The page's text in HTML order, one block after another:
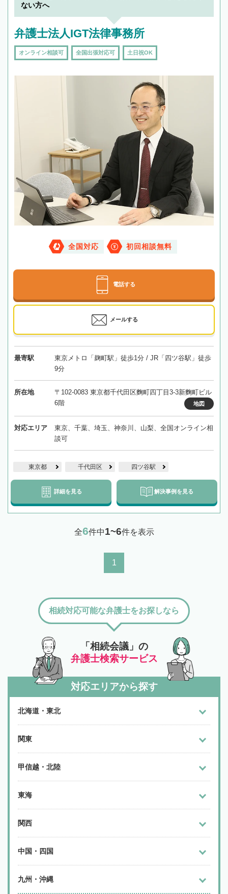
ない方へ
弁護士法人IGT法律事務所
オンライン相談可 全国出張対応可 土日祝OK
全国対応 初回相談無料
電話する
メールする
最寄駅
東京メトロ「麹町駅」徒歩1分 / JR「四ツ谷駅」徒歩
9分
所在地
〒102-0083 東京都千代田区麴町四丁目3-3新麴町ビル
6階
地図
対応エリア
東京、千葉、埼玉、神奈川、山梨、全国オンライン相
談可
東京都 千代田区 四ツ谷駅
詳細を見る 解決事例を見る
全6件中1~6件を表示
1
「相続会議」の
弁護士検索サービス
相続対応可能な弁護士をお探しなら
対応エリアから探す
北海道・東北
関東
甲信越・北陸
東海
関西
中国・四国
九州・沖縄